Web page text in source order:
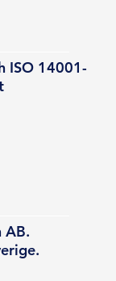
ISO 14001-
AB.